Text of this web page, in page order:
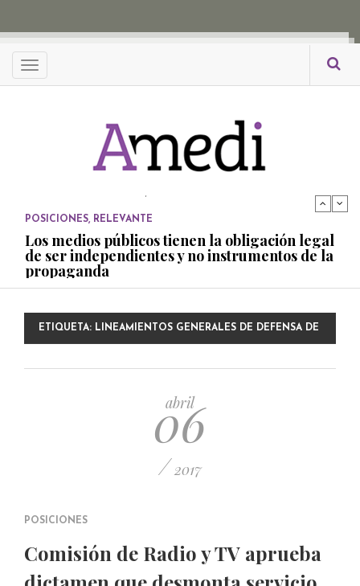
Menu
POSICIONES
Consejos ciudadanos e IFT deben garantizar
independencia editorial de medios públicos
Amedi condena atentado contra Ciro Gómez
POSICIONES, RELEVANTE
Los medios públicos tienen la obligación legal
de ser independientes y no instrumentos de la
propaganda
PUBLICADO EL 27 NOVIEMBRE, 2022
ETIQUETA: LINEAMIENTOS GENERALES DE DEFENSA DE
abril
06
/ 2017
POSICIONES
Comisión de Radio y TV aprueba